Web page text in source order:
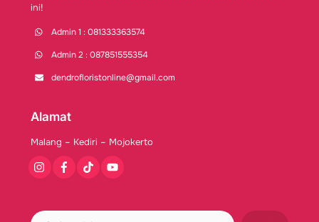
ini!
Admin 1 : 081333363574
Admin 2 : 087851555354
dendrofloristonline@gmail.com
Alamat
Malang – Kediri – Mojokerto
InstagramFacebook
TiktokYoutube